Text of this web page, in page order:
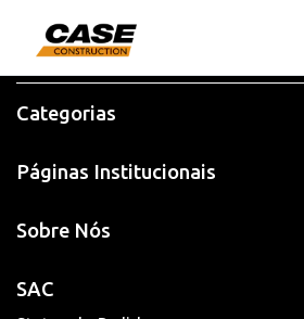
Categorias
Páginas Institucionais
Sobre Nós
SAC